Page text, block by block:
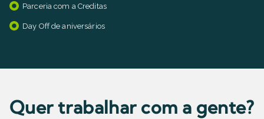
Parceria com a Creditas
Day Off de aniversários
Quer trabalhar com a gente?